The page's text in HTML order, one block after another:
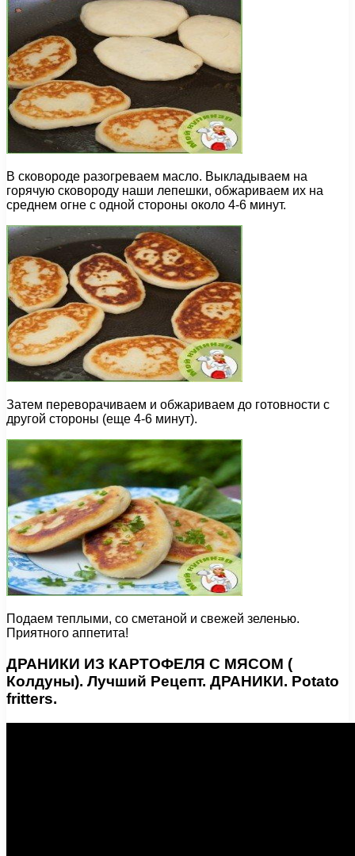
В сковороде разогреваем масло. Выкладываем на
горячую сковороду наши лепешки, обжариваем их на
среднем огне с одной стороны около 4-6 минут.
Затем переворачиваем и обжариваем до готовности с
другой стороны (еще 4-6 минут).
Подаем теплыми, со сметаной и свежей зеленью.
Приятного аппетита!
ДРАНИКИ ИЗ КАРТОФЕЛЯ С МЯСОМ (
Колдуны). Лучший Рецепт. ДРАНИКИ. Potato
fritters.